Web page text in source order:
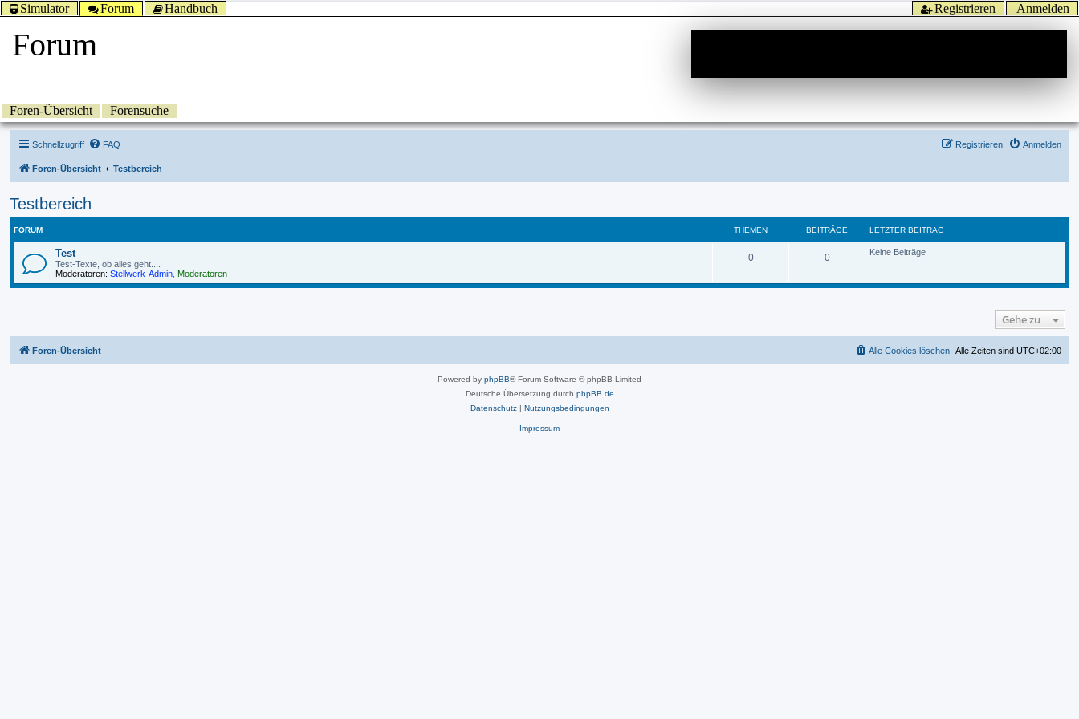
Anmelden
Registrieren
Simulator Forum Handbuch
Forum
Foren-Übersicht Forensuche
Schnellzugriff FAQ Anmelden
Registrieren
Foren-Übersicht Testbereich
Testbereich
FORUM THEMEN BEITRÄGE LETZTER BEITRAG
Test
Test-Texte, ob alles geht....
Moderatoren: Stellwerk-Admin Moderatoren
0 0 Keine Beiträge
Gehe zu
Foren-Übersicht Alle Zeiten sind UTC+02:00
Alle Cookies löschen
Powered by phpBB® Forum Software © phpBB Limited
Deutsche Übersetzung durch phpBB.de
Datenschutz| Nutzungsbedingungen
Impressum